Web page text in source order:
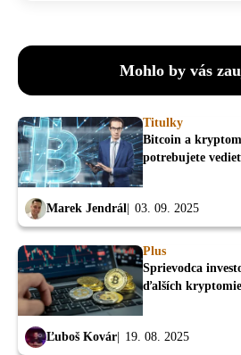
Mohlo by vás
Titulky
Bitcoin a
potrebujete
Marek Jendrál 03. 09. 2025
Plus
Sprievodca
ďalších
Ľuboš Kovár 19. 08. 2025